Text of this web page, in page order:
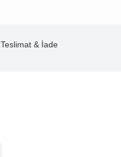
Teslimat & İade